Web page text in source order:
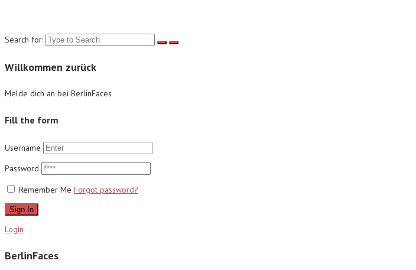
Search for:
Willkommen zurück
Melde dich an bei BerlinFaces
Fill the form
Username
Password
Remember Me Forgot password?
Sign In
Login
BerlinFaces